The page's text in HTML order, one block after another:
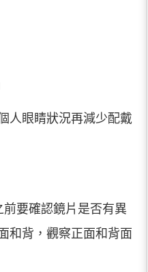
人眼睛狀況再減少配戴
要確認鏡片是否有異
和背，觀察正面和背面